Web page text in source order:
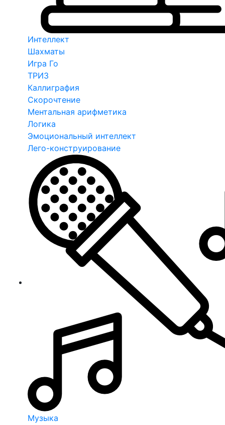
Интеллект
Шахматы
Игра Го
ТРИЗ
Каллиграфия
Скорочтение
Ментальная арифметика
Логика
Эмоциональный интеллект
Лего-конструирование
Музыка